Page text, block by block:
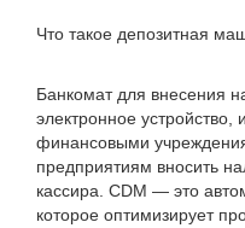
Что такое депозитная
Банкомат для внесения
электронное
финансовыми
предприятиям вносить
кассира. CDM — это
которое оптимизирует